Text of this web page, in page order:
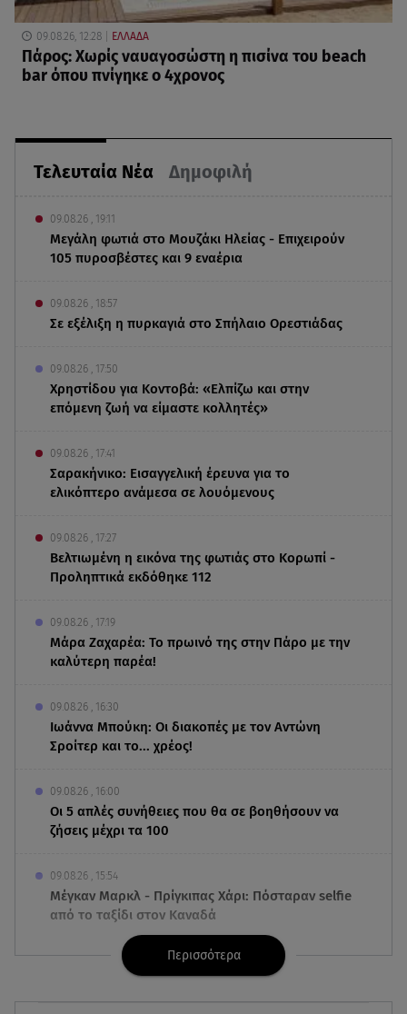
Τελευταία Νέα Δημοφιλή
09.08.26 , 19:11
Μεγάλη φωτιά στο Μουζάκι Ηλείας - Επιχειρούν
105 πυροσβέστες και 9 εναέρια
09.08.26 , 18:57
Σε εξέλιξη η πυρκαγιά στο Σπήλαιο Ορεστιάδας
09.08.26 , 17:50
Χρηστίδου για Κοντοβά: «Ελπίζω και στην
επόμενη ζωή να είμαστε κολλητές»
09.08.26 , 17:41
Σαρακήνικο: Εισαγγελική έρευνα για το
ελικόπτερο ανάμεσα σε λουόμενους
09.08.26 , 17:27
Βελτιωμένη η εικόνα της φωτιάς στο Κορωπί -
Προληπτικά εκδόθηκε 112
09.08.26 , 17:19
Μάρα Ζαχαρέα: Το πρωινό της στην Πάρο με την
καλύτερη παρέα!
09.08.26 , 16:30
Ιωάννα Μπούκη: Οι διακοπές με τον Αντώνη
Σροίτερ και το... χρέος!
09.08.26 , 16:00
Οι 5 απλές συνήθειες που θα σε βοηθήσουν να
ζήσεις μέχρι τα 100
09.08.26 , 15:54
Μέγκαν Μαρκλ - Πρίγκιπας Χάρι: Πόσταραν selfie
από το ταξίδι στον Καναδά
09.08.26 , 15:40
Ιράν: Στη δημοσιότητα νέο βίντεο με τον
Μοτζταμπά Χαμενεΐ
Περισσότερα
09.08.26, 12:28 ΕΛΛΑΔΑ
Πάρος: Χωρίς ναυαγοσώστη η πισίνα του beach
bar όπου πνίγηκε ο 4χρονος